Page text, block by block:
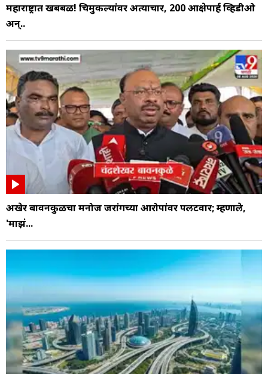
महाराष्ट्रात खबबळ! चिमुकल्यांवर अत्याचार, 200 आक्षेपार्ह व्हिडीओ
अन्..
अखेर बावनकुळेंचा मनोज जरांगेंच्या आरोपांवर पलटवार; म्हणाले,
'माझं...